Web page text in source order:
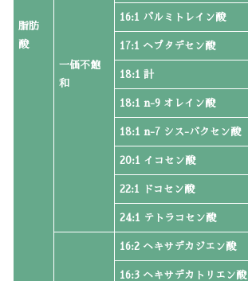
脂肪
酸
一価不飽
和
16:1 パルミトレイン酸
17:1 ヘプタデセン酸
18:1 計
18:1 n-9 オレイン酸
18:1 n-7 シス-バクセン酸
20:1 イコセン酸
22:1 ドコセン酸
24:1 テトラコセン酸
16:2 ヘキサデカジエン酸
16:3 ヘキサデカトリエン酸